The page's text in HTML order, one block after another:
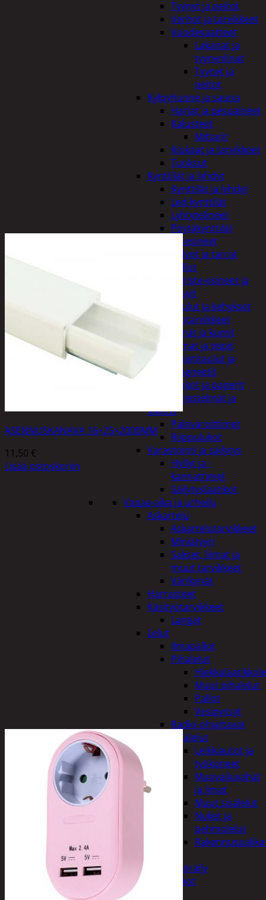
Tyynyt ja peitot
Verhot ja tarvikkeet
Vuodevaatteet
Lakanat ja
tyynynlinat
Tyynyt ja
peitot
Kylpyhuone ja sauna
Harjat ja pesuaineet
Kalusteet
Mittarit
Kiukaat ja tarvikkeet
Tuoksut
Kynttilät ja lyhdyt
Kynttilät ja lyhdyt
Led-kynttilät
Lyhtytelineet
Pöytäkynttilät
Sisustusesineet
Kalvot ja tarrat
Kellot
Koriste-esineet ja
kasvit
Taulut ja kehykset
Toimistotarvikkeet
Kynät ja kumit
Liimat ja teipit
Muistitaulut ja
magneetit
Vihkot ja paperit
Turvajärjestelmät ja
lukitus
Palovaroittimet
Riippulukot
Varastointi ja säilytys
Hyllyt ja -
kannattimet
Säilytyslaatikot
Vapaa-aika ja urheilu
Askartelu
Askartelutarvikkeet
Miniatyyri
Sakset, liimat ja
muut tarvikkeet
Värikynät
Harrasteet
Käsityötarvikkeet
Langat
Lelut
Ilmapallot
Pihalelut
Muut pihalelut
Pallot
Vesipyssyt
Radio-ohjattavat
Sisälelut
Leikkiautot ja
työkoneet
Muovailuvahat
ja limat
Muut sisälelut
Nuket ja
pehmolelut
Polkupyöräily
Lukot
ASENNUSKANAVA 16×25×2000MM
11,50 €
Lisää ostoskoriin